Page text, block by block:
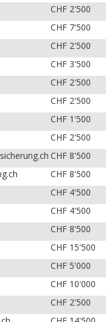
CHF 2'500
CHF 7'500
CHF 2'500
CHF 3'500
CHF 2'500
CHF 2'500
CHF 1'500
CHF 2'500
CHF 8'500
CHF 8'500
CHF 4'500
CHF 4'500
CHF 8'500
CHF 15'500
CHF 5'000
CHF 10'000
CHF 2'500